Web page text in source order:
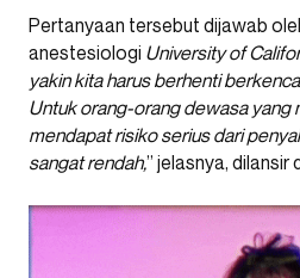
Pertanyaan tersebut dijawab
anestesiologi University of
yakin kita harus berhenti
Untuk orang-orang dewasa yang
mendapat risiko serius dari
sangat rendah,” jelasnya, dilansir